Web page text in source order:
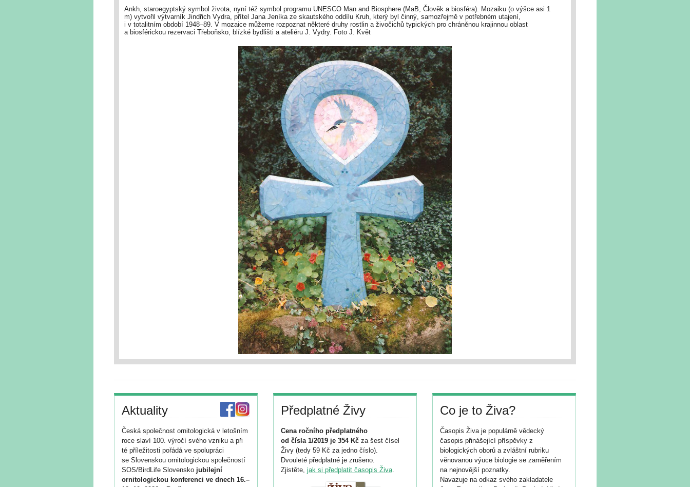
Ankh, staroegyptský symbol života, nyní též symbol programu UNESCO Man and Biosphere (MaB, Člověk a biosféra). Mozaiku (o výšce asi 1
m) vytvořil výtvarník Jindřich Vydra, přítel Jana Jeníka ze skautského oddílu Kruh, který byl činný, samozřejmě v potřebném utajení,
i v totalitním období 1948–89. V mozaice můžeme rozpoznat některé druhy rostlin a živočichů typických pro chráněnou krajinnou oblast
a biosférickou rezervaci Třeboňsko, blízké bydlišti a ateliéru J. Vydry. Foto J. Květ
Aktuality
Česká společnost ornitologická v letošním
roce slaví 100. výročí svého vzniku a při
té příležitosti pořádá ve spolupráci
se Slovenskou ornitologickou společností
SOS/BirdLife Slovensko jubilejní
ornitologickou konferenci ve dnech 16.–
Předplatné Živy
Cena ročního předplatného
od čísla 1/2019 je 354 Kč za šest čísel
Živy (tedy 59 Kč za jedno číslo).
Dvouleté předplatné je zrušeno.
Zjistěte, jak si předplatit časopis Živa.
Co je to Živa?
Časopis Živa je populárně vědecký
časopis přinášející příspěvky z
biologických oborů a zvláštní rubriku
věnovanou výuce biologie se zaměřením
na nejnovější poznatky.
Navazuje na odkaz svého zakladatele